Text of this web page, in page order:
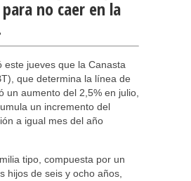
no caer en la
este jueves que la Canasta
que determina la línea de
un aumento del 2,5% en julio,
un incremento del
a igual mes del año
tipo, compuesta por un
hijos de seis y ocho años,